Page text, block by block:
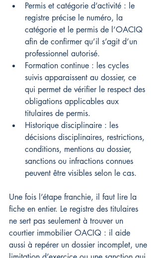
Permis et catégorie d’activité : le
registre précise le numéro, la
catégorie et le permis de l’OACIQ
afin de confirmer qu’il s’agit d’un
professionnel autorisé.
Formation continue : les cycles
suivis apparaissent au dossier, ce
qui permet de vérifier le respect des
obligations applicables aux
titulaires de permis.
Historique disciplinaire : les
décisions disciplinaires, restrictions,
conditions, mentions au dossier,
sanctions ou infractions connues
peuvent être visibles selon le cas.
Une fois l’étape franchie, il faut lire la
fiche en entier. Le registre des titulaires
ne sert pas seulement à trouver un
courtier immobilier OACIQ : il aide
aussi à repérer un dossier incomplet, une